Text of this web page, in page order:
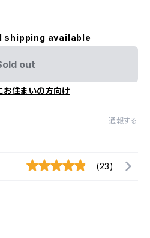
shipping available
out
お住まいの方向け
通報する
(23)